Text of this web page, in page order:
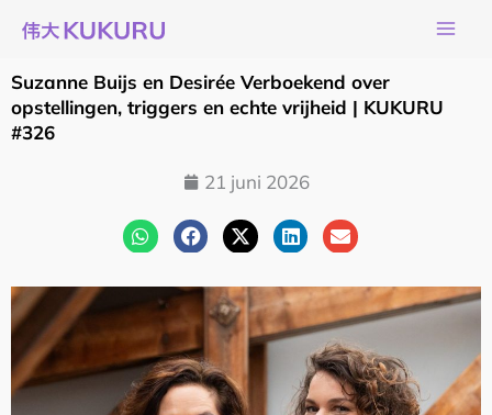
naar
de
inhoud
Suzanne Buijs en Desirée Verboekend over
opstellingen, triggers en echte vrijheid | KUKURU
#326
21 juni 2026